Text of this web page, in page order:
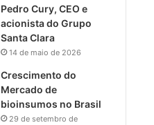
Pedro Cury, CEO e
acionista do Grupo
Santa Clara
14 de maio de 2026
Crescimento do
Mercado de
bioinsumos no Brasil
29 de setembro de